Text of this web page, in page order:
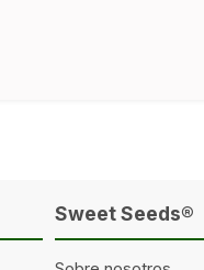
Sweet Seeds®